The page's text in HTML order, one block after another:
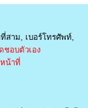
สาม, เบอร์โทรศัพท์,
ชอบตัวเอง
น้าที่